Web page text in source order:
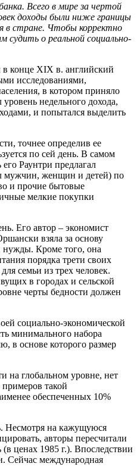
Всего в мире за чертой
доходы были ниже границы
в стране. Чтобы корректно
о реальной социально-
в конце XIX в. английский
исследованиями,
в котором приняло
недельного дохода,
и попытался выделить
точнее определив ее
по сей день. В самом
Раунтри предлагал
мужчин, женщин и детей) по
и прочие бытовые
мелкие покупки
Его автор – экономист
взяла за основу
нужды. Кроме того, она
порядка трети своих
семьи из трех человек.
в городах и сельской
черты бедности должен
социально-экономической
минимального набора
в основе которого размер
на глобальном уровне, нет
такой
обеспеченных 10%
Несмотря на кажущуюся
авторы пересчитали
ценах 1985 г.). Впоследствии
Сейчас международная